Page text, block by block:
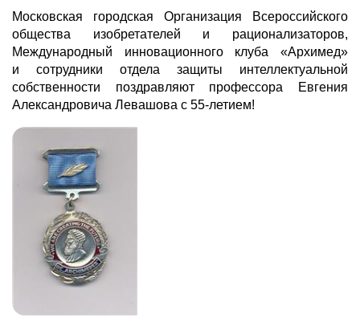
Московская городская Организация Всероссийского
общества изобретателей и рационализаторов,
Международный инновационного клуба «Архимед»
и сотрудники отдела защиты интеллектуальной
собственности поздравляют профессора Евгения
Александровича Левашова с 55-летием!